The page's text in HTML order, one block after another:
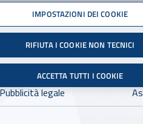
Infortuni
Facebook - Sito
X - Sito
Dove cercare:
Pubblicità legale
IMPOSTAZIONI DEI COOKIE
RIFIUTA I COOKIE NON TECNICI
ACCETTA TUTTI I COOKIE